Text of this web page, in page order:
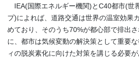
IEA(国際エネルギー機関)とC40都市(世
プ)によれば、道路交通は世界の温室効果
めており、そのうち70%が都心部で排出
に、都市は気候変動の解決策として重要
ィの脱炭素化に向けた対策を講じる必要が